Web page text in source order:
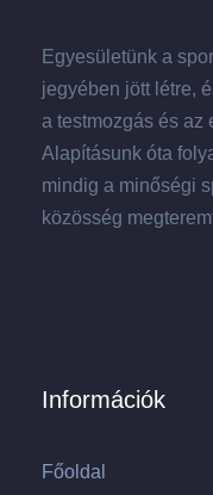
Egyesületünk a
jegyében jött létre,
a testmozgás és az
Alapításunk óta
mindig a minőségi
közösség
Információk
Főoldal